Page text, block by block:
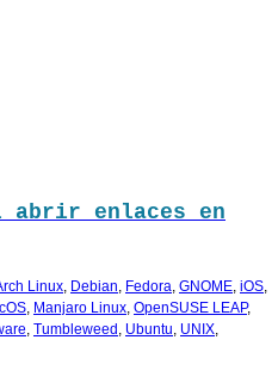
abrir enlaces en
Linux, Debian, Fedora, GNOME, iOS,
, Manjaro Linux, OpenSUSE LEAP,
, Tumbleweed , Ubuntu, UNIX,